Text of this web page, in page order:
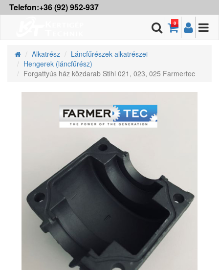
Telefon:+36 (92) 952-937
0
Alkatrész
Láncfűrészek alkatrészei
Hengerek (láncfűrész)
Forgattyús ház közdarab Stihl 021, 023, 025 Farmertec